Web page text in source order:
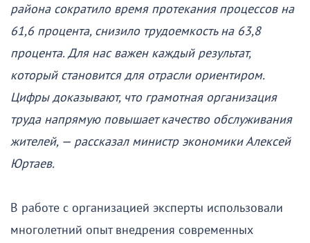
района сократило время протекания процессов на
61,6 процента, снизило трудоемкость на 63,8
процента. Для нас важен каждый результат,
который становится для отрасли ориентиром.
Цифры доказывают, что грамотная организация
труда напрямую повышает качество обслуживания
жителей, — рассказал министр экономики Алексей
Юртаев.
В работе с организацией эксперты использовали
многолетний опыт внедрения современных